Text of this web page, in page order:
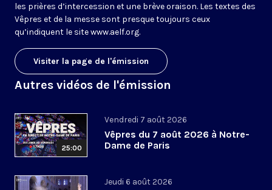
les prières d’intercession et une brève oraison. Les textes des
Vêpres et de la messe sont presque toujours ceux
qu’indiquent le sitewww.aelf.org.
Visiter la page de l'émission
Autres vidéos de l'émission
25:00
Vendredi 7 août 2026
Vêpres du 7 août 2026 à Notre-
Dame de Paris
Jeudi 6 août 2026